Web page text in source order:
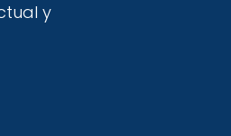
y